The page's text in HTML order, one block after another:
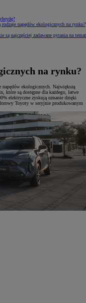
rodzaje napędów ekologicznych na rynku?
są najczęściej zadawane pytania na temat
na rynku?
napędów ekologicznych. Największą
które są dostępne dla każdego, łatwe
elektryczne zyskują uznanie dzięki
Toyoty w seryjnie produkowanym